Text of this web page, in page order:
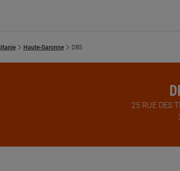
Haute-Garonne DBS
25 RUE DES